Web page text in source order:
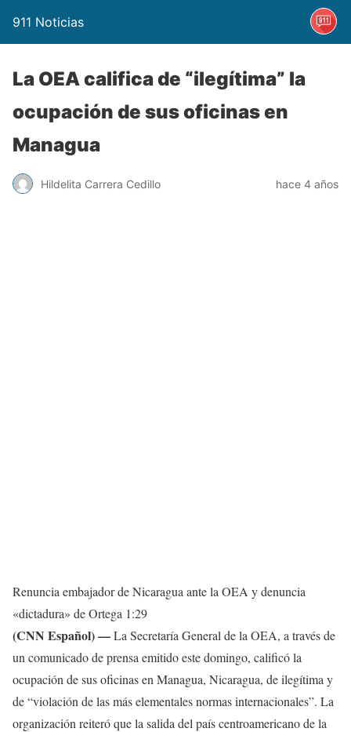
911 Noticias
La OEA califica de “ilegítima” la
ocupación de sus oficinas en
Managua
Hildelita Carrera Cedillo hace 4 años
Renuncia embajador de Nicaragua ante la OEA y denuncia
«dictadura» de Ortega 1:29
(CNN Español) —La Secretaría General de la OEA, a través de
un comunicado de prensa emitido este domingo, calificó la
ocupación de sus oficinas en Managua, Nicaragua, de ilegítima y
de “violación de las más elementales normas internacionales”. La
organización reiteró que la salida del país centroamericano de la